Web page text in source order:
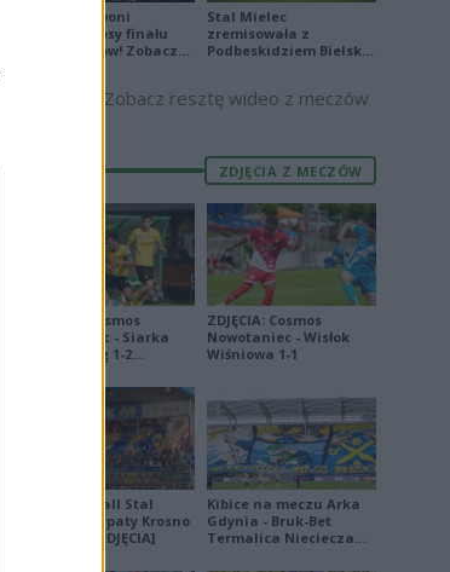
Biało-Czerwoni
odwrócili losy finału
Ligi Narodów! Zobacz
Stal Mielec
zremisowała z
Podbeskidziem Bielsko-
Zobacz resztę wideo z meczów
ZDJĘCIA Z MECZÓW
ZDJĘCIA: Cosmos
Nowotaniec - Siarka
Tarnobrzeg 1-2
ZDJĘCIA: Cosmos
Nowotaniec - Wisłok
Wiśniowa 1-1
Derby Ekoball Stal
Sanok - Karpaty Krosno
na remis [ZDJĘCIA]
Kibice na meczu Arka
Gdynia - Bruk-Bet
Termalica Nieciecza